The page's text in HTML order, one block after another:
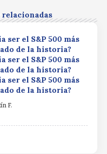
ser el S&P 500 más
de la historia?
ser el S&P 500 más
de la historia?
ser el S&P 500 más
de la historia?
F.